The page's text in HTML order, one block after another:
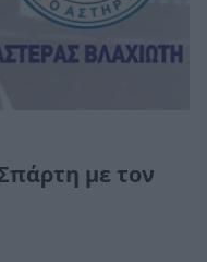
με τον